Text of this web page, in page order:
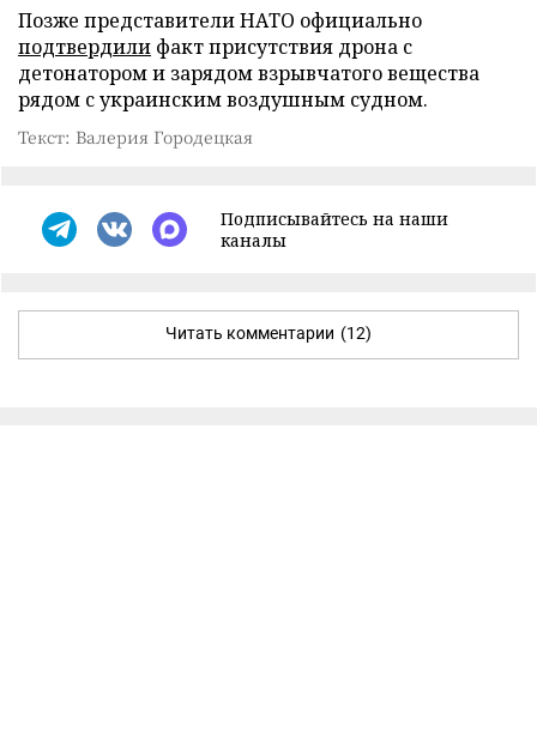
Позже представители НАТО официально
подтвердили факт присутствия дрона с
детонатором и зарядом взрывчатого вещества
рядом с украинским воздушным судном.
Текст: Валерия Городецкая
Подписывайтесь на наши
каналы
Читать комментарии (12)